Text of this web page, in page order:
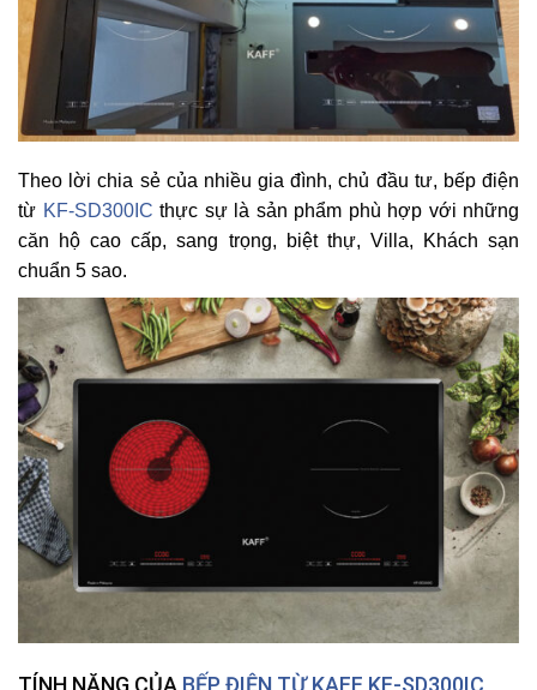
Theo lời chia sẻ của nhiều gia đình, chủ đầu tư, bếp điện
từ KF-SD300IC thực sự là sản phẩm phù hợp với những
căn hộ cao cấp, sang trọng, biệt thự, Villa, Khách sạn
chuẩn 5 sao.
TÍNH NĂNG CỦA BẾP ĐIỆN TỪ KAFF KF-SD300IC